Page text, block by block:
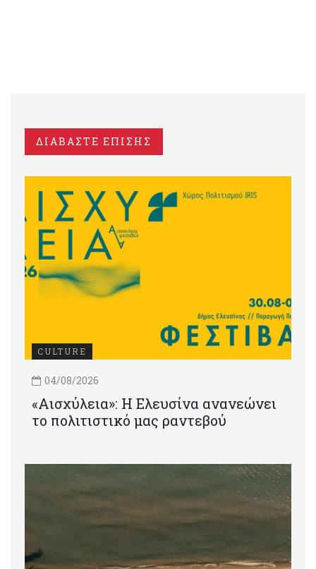
ΔΙΑΒΑΣΤΕ ΕΠΙΣΗΣ
CULTURE
04/08/2026
«Αισχύλεια»: Η Ελευσίνα ανανεώνει
το πολιτιστικό μας ραντεβού